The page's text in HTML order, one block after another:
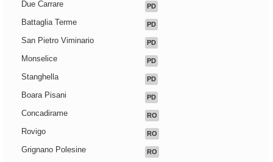
Due Carrare PD
Battaglia Terme PD
San Pietro Viminario PD
Monselice PD
Stanghella PD
Boara Pisani PD
Concadirame RO
Rovigo RO
Grignano Polesine RO